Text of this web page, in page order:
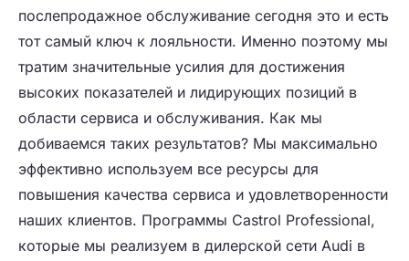
послепродажное обслуживание сегодня это и есть
тот самый ключ к лояльности. Именно поэтому мы
тратим значительные усилия для достижения
высоких показателей и лидирующих позиций в
области сервиса и обслуживания. Как мы
добиваемся таких результатов? Мы максимально
эффективно используем все ресурсы для
повышения качества сервиса и удовлетворенности
наших клиентов. Программы Castrol Professional,
которые мы реализуем в дилерской сети Audi в